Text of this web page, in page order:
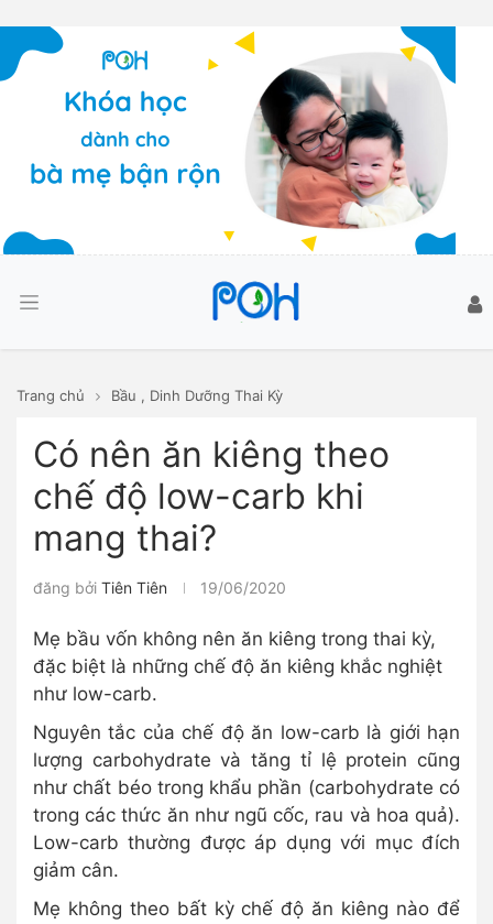
Trang chủ Bầu , Dinh Dưỡng Thai Kỳ
Có nên ăn kiêng theo
chế độ low-carb khi
mang thai?
đăng bởi Tiên Tiên 19/06/2020
Mẹ bầu vốn không nên ăn kiêng trong thai kỳ,
đặc biệt là những chế độ ăn kiêng khắc nghiệt
như low-carb.
Nguyên tắc của chế độ ăn low-carb là giới hạn
lượng carbohydrate và tăng tỉ lệ protein cũng
như chất béo trong khẩu phần (carbohydrate có
trong các thức ăn như ngũ cốc, rau và hoa quả).
Low-carb thường được áp dụng với mục đích
giảm cân.
Mẹ không theo bất kỳ chế độ ăn kiêng nào để